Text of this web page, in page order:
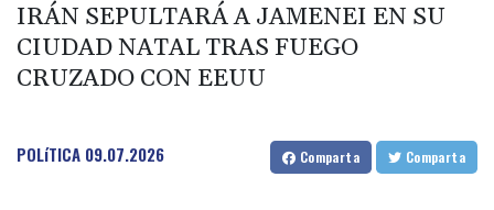
CLP 1054.878725
CNY 7.796165
CNH 7.792791
COP 3648.389022
CUC 1.155398
CUP 30.61805
IRÁN SEPULTARÁ A JAMENEI EN SU
CIUDAD NATAL TRAS FUEGO
CRUZADO CON EEUU
POLíTICA 09.07.2026 Comparta Comparta